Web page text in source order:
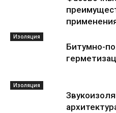
Изоляция
Битумно-
Изоляция